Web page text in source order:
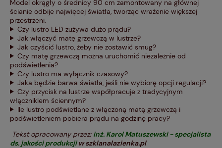
Model okrągły o średnicy 90 cm zamontowany na głównej
ścianie odbije najwięcej światła, tworząc wrażenie większej
przestrzeni.
Czy lustro LED zużywa dużo prądu?
Jak włączyć matę grzewczą w lustrze?
Jak czyścić lustro, żeby nie zostawić smug?
Czy matę grzewczą można uruchomić niezależnie od
podświetlenia?
Czy lustro ma wyłącznik czasowy?
Jaka będzie barwa światła, jeśli nie wybiorę opcji regulacji?
Czy przycisk na lustrze współpracuje z tradycyjnym
włącznikiem ściennym?
Ile lustro podświetlane z włączoną matą grzewczą i
podświetleniem pobiera prądu na godzinę pracy?
Tekst opracowany przez: inż. Karol Matuszewski - specjalista
ds. jakości produkcjiw szklanalazienka.pl